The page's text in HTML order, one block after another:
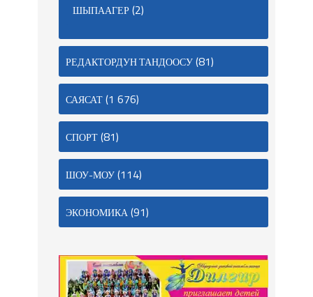
ШЫПААГЕР(2)
РЕДАКТОРДУН ТАНДООСУ(81)
САЯСАТ(1 676)
СПОРТ(81)
ШОУ-МОУ(114)
ЭКОНОМИКА(91)